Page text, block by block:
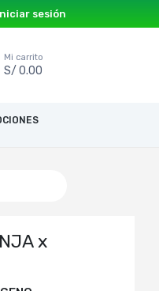
sesión
Mi carrito
S/ 0.00
x